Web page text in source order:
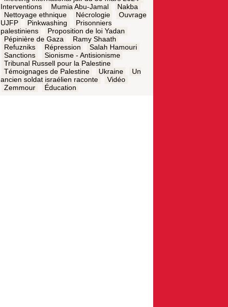
Interventions
Mumia Abu-Jamal
Nakba
Nettoyage ethnique
Nécrologie
Ouvrage
UJFP
Pinkwashing
Prisonniers
palestiniens
Proposition de loi Yadan
Pépinière de Gaza
Ramy Shaath
Refuzniks
Répression
Salah Hamouri
Sanctions
Sionisme - Antisionisme
Tribunal Russell pour la Palestine
Témoignages de Palestine
Ukraine
Un
ancien soldat israélien raconte
Vidéo
Zemmour
Éducation